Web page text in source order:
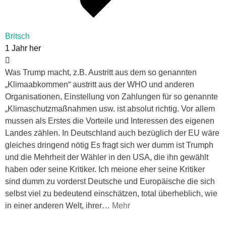
Britsch
1 Jahr her
Was Trump macht, z.B. Austritt aus dem so genannten
„Klimaabkommen“ austritt aus der WHO und anderen
Organisationen, Einstellung von Zahlungen für so genannte
„Klimaschutzmaßnahmen usw. ist absolut richtig. Vor allem
mussen als Erstes die Vorteile und Interessen des eigenen
Landes zählen. In Deutschland auch bezüglich der EU wäre
gleiches dringend nötig Es fragt sich wer dumm ist Trumph
und die Mehrheit der Wähler in den USA, die ihn gewählt
haben oder seine Kritiker. Ich meione eher seine Kritiker
sind dumm zu vorderst Deutsche und Europäische die sich
selbst viel zu bedeutend einschätzen, total überheblich, wie
in einer anderen Welt, ihrer… Mehr